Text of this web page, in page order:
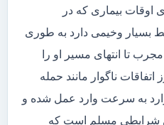
اوقات بیماری که در
بسیار وخیمی دارد به طوری
تا انتهای مسیر او را
ناگوار مانند حمله
به سرعت وارد عمل شده و
شرایطی مسلم است که